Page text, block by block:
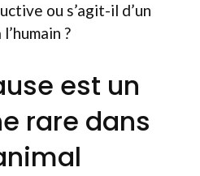
ou s’agit-il d’un
?
est un
rare dans